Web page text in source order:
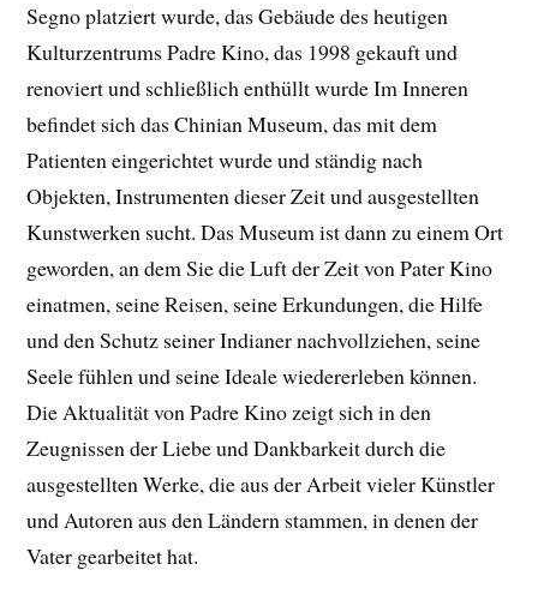
Segno platziert wurde, das Gebäude des heutigen
Kulturzentrums Padre Kino, das 1998 gekauft und
renoviert und schließlich enthüllt wurde Im Inneren
befindet sich das Chinian Museum, das mit dem
Patienten eingerichtet wurde und ständig nach
Objekten, Instrumenten dieser Zeit und ausgestellten
Kunstwerken sucht. Das Museum ist dann zu einem Ort
geworden, an dem Sie die Luft der Zeit von Pater Kino
einatmen, seine Reisen, seine Erkundungen, die Hilfe
und den Schutz seiner Indianer nachvollziehen, seine
Seele fühlen und seine Ideale wiedererleben können.
Die Aktualität von Padre Kino zeigt sich in den
Zeugnissen der Liebe und Dankbarkeit durch die
ausgestellten Werke, die aus der Arbeit vieler Künstler
und Autoren aus den Ländern stammen, in denen der
Vater gearbeitet hat.